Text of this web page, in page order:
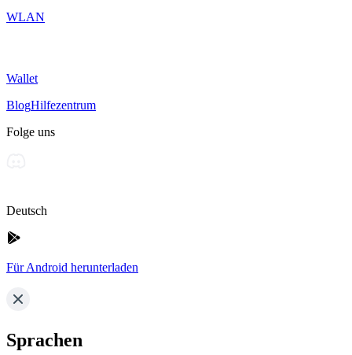
WLAN
Wallet
BlogHilfezentrum
Folge uns
Deutsch
Für Android herunterladen
Sprachen